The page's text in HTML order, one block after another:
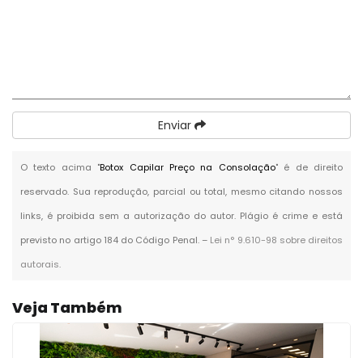
Enviar
O texto acima "Botox Capilar Preço na Consolação" é de direito
reservado. Sua reprodução, parcial ou total, mesmo citando nossos
links, é proibida sem a autorização do autor. Plágio é crime e está
previsto no artigo 184 do Código Penal. – Lei n° 9.610-98 sobre direitos
autorais.
Veja Também